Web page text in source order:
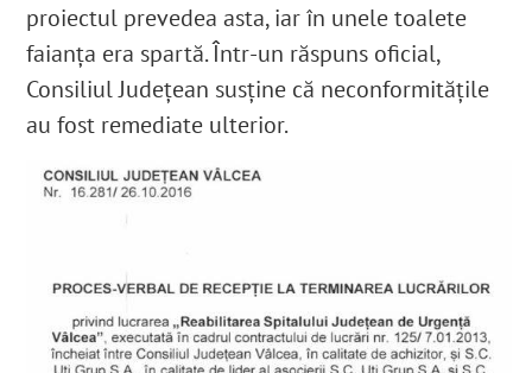
proiectul prevedea asta, iar în unele toalete
faianța era spartă. Într-un răspuns oficial,
Consiliul Județean susține că neconformitățile
au fost remediate ulterior.